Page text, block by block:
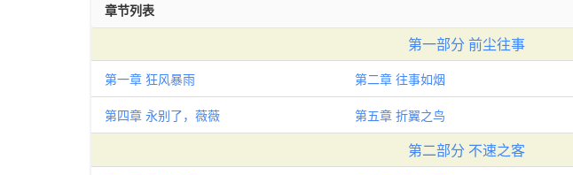
章节列表
第一部分 前尘往事
第一章 狂风暴雨 第二章 往事如烟
第四章 永别了，薇薇 第五章 折翼之鸟
第二部分 不速之客